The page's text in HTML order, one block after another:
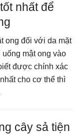
nhất để
ong đối với da mặt
mật ong vào
được chính xác
cho cơ thể thì
cây sả tiện